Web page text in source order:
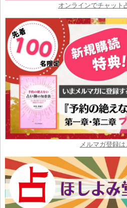
オンラインでチャット
メルマガ登録は